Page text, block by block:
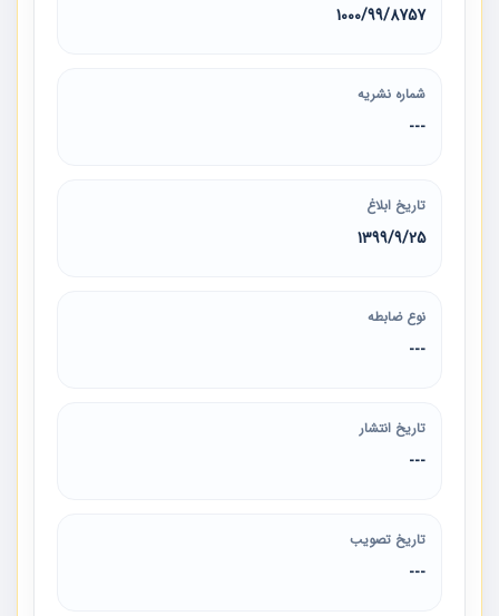
1000/99/8757
شماره نشریه
---
تاریخ ابلاغ
1399/9/25
نوع ضابطه
---
تاریخ انتشار
---
تاریخ تصویب
---